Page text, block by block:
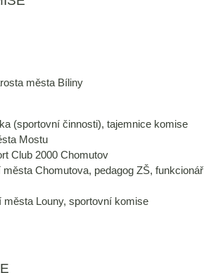
města Bíliny
(sportovní činnosti), tajemnice komise
Mostu
Club 2000 Chomutov
Chomutova, pedagog ZŠ, funkcionář
Louny, sportovní komise